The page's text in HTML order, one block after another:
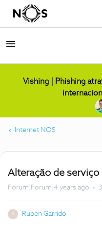
Vishing | Phishing
Internet NOS
Alteração de
Forum|Forum|4 years ago
R Ruben Garrido